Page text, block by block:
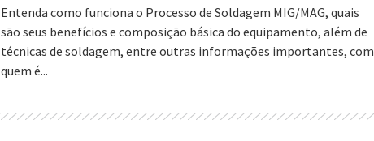
Entenda como funciona o Processo de Soldagem MIG/MAG, quais
são seus benefícios e composição básica do equipamento, além de
técnicas de soldagem, entre outras informações importantes, com
quem é...